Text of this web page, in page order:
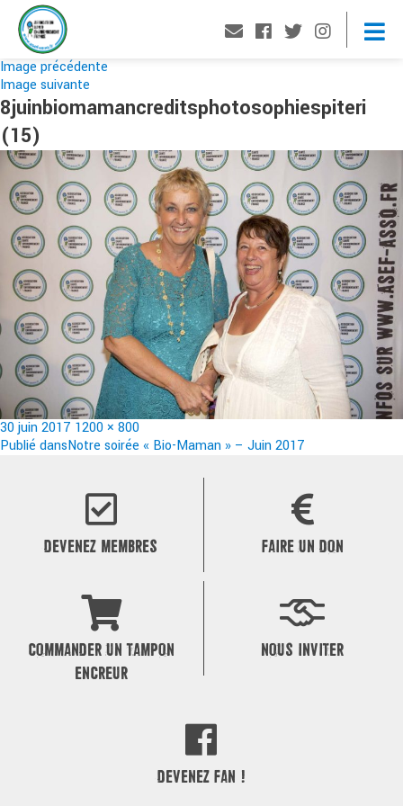
Image précédente
Image suivante
8juinbiomamancreditsphotosophiespiteri
(15)
Publié
le
30 juin 2017 Taille
réelle
1200 × 800
Navigation
Publié dansNotre soirée « Bio-Maman » – Juin 2017
DEVENEZ MEMBRES FAIRE UN DON
COMMANDER UN TAMPON
ENCREUR
NOUS INVITER
DEVENEZ FAN !